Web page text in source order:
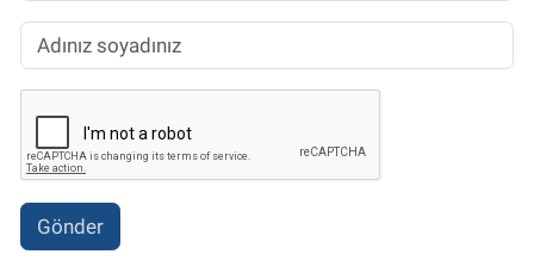
Gönder